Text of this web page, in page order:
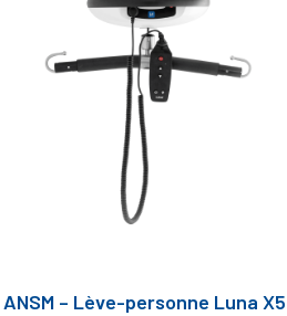
– Lève-personne Luna